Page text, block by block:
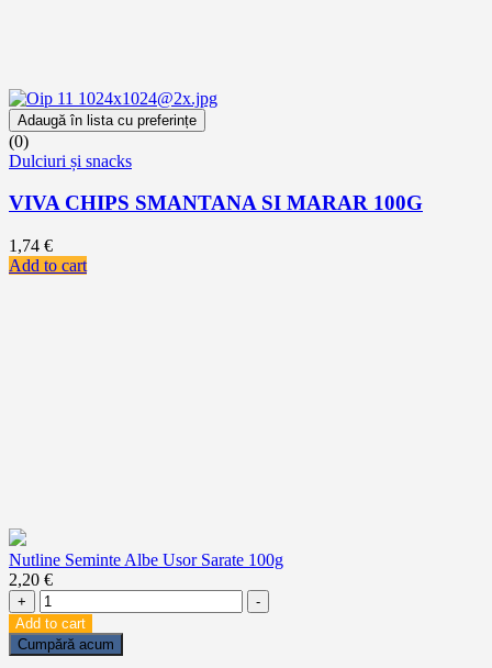
Adaugă în lista cu preferințe
(0)
Dulciuri și snacks
VIVA CHIPS SMANTANA SI MARAR 100G
1,74 €
Add to cart
Nutline Seminte Albe Usor Sarate 100g
2,20 €
+
Nutline
Seminte
Albe
Usor
-
Add to cart
Cumpără acum